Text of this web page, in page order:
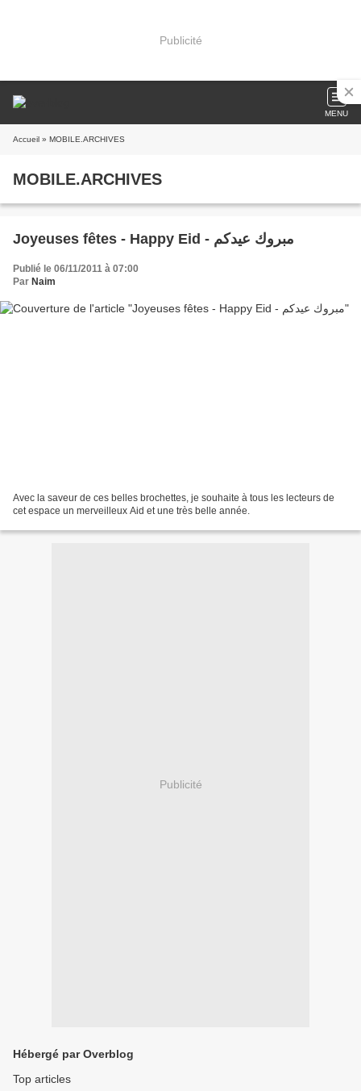
Publicité
MENU
Accueil » MOBILE.ARCHIVES
MOBILE.ARCHIVES
Joyeuses fêtes - Happy Eid - مبروك عيدكم
Publié le 06/11/2011 à 07:00
Par Naim
Avec la saveur de ces belles brochettes, je souhaite à tous les lecteurs de
cet espace un merveilleux Aid et une très belle année.
Publicité
Hébergé par Overblog
Top articles